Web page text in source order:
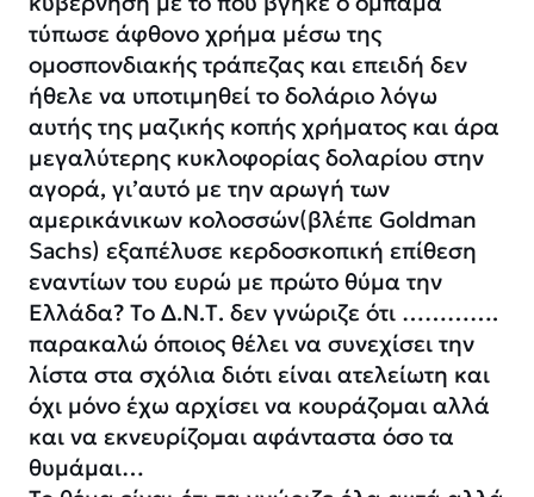
τύπωσε άφθονο χρήμα μέσω της
ομοσπονδιακής τράπεζας και επειδή δεν
ήθελε να υποτιμηθεί το δολάριο λόγω
αυτής της μαζικής κοπής χρήματος και άρα
μεγαλύτερης κυκλοφορίας δολαρίου στην
αγορά, γι’αυτό με την αρωγή των
αμερικάνικων κολοσσών(βλέπε Goldman
Sachs) εξαπέλυσε κερδοσκοπική επίθεση
εναντίων του ευρώ με πρώτο θύμα την
Ελλάδα? Το Δ.Ν.Τ. δεν γνώριζε ότι ………….
παρακαλώ όποιος θέλει να συνεχίσει την
λίστα στα σχόλια διότι είναι ατελείωτη και
όχι μόνο έχω αρχίσει να κουράζομαι αλλά
και να εκνευρίζομαι αφάνταστα όσο τα
θυμάμαι…